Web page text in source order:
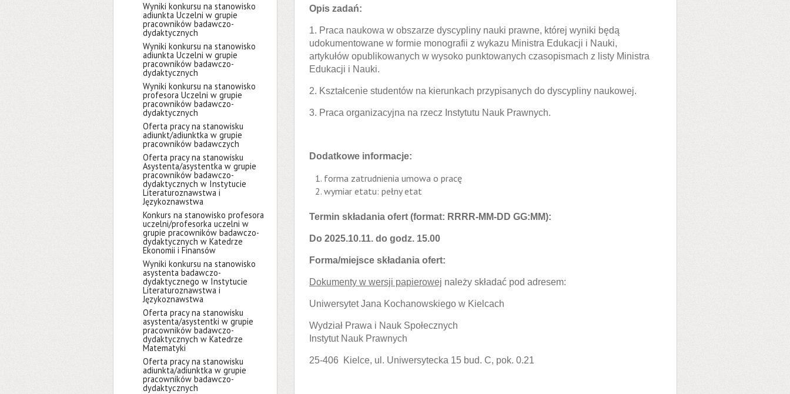
Wyniki konkursu na stanowisko
adiunkta Uczelni w grupie
pracowników badawczo-
dydaktycznych
Wyniki konkursu na stanowisko
adiunkta Uczelni w grupie
pracowników badawczo-
dydaktycznych
Wyniki konkursu na stanowisko
profesora Uczelni w grupie
pracowników badawczo-
dydaktycznych
Oferta pracy na stanowisku
adiunkt/adiunktka w grupie
pracowników badawczych
Oferta pracy na stanowisku
Asystenta/asystentka w grupie
pracowników badawczo-
dydaktycznych w Instytucie
Literaturoznawstwa i
Językoznawstwa
Konkurs na stanowisko profesora
uczelni/profesorka uczelni w
grupie pracowników badawczo-
dydaktycznych w Katedrze
Ekonomii i Finansów
Wyniki konkursu na stanowisko
asystenta badawczo-
dydaktycznego w Instytucie
Literaturoznawstwa i
Językoznawstwa
Oferta pracy na stanowisku
asystenta/asystentki w grupie
pracowników badawczo-
dydaktycznych w Katedrze
Matematyki
Oferta pracy na stanowisku
adiunkta/adiunktka w grupie
pracowników badawczo-
dydaktycznych
Opis zadań:
1. Praca naukowa w obszarze dyscypliny nauki prawne, której wyniki będą
udokumentowane w formie monografii z wykazu Ministra Edukacji i Nauki,
artykułów opublikowanych w wysoko punktowanych czasopismach z listy Ministra
Edukacji i Nauki.
2. Kształcenie studentów na kierunkach przypisanych do dyscypliny naukowej.
3. Praca organizacyjna na rzecz Instytutu Nauk Prawnych.
Dodatkowe informacje:
forma zatrudnienia umowa o pracę
wymiar etatu: pełny etat
Termin składania ofert (format: RRRR-MM-DD GG:MM):
Do 2025.10.11. do godz. 15.00
Forma/miejsce składania ofert:
Dokumenty w wersji papierowej należy składać pod adresem:
Uniwersytet Jana Kochanowskiego w Kielcach
Wydział Prawa i Nauk Społecznych
Instytut Nauk Prawnych
25-406 Kielce, ul. Uniwersytecka 15 bud. C, pok. 0.21